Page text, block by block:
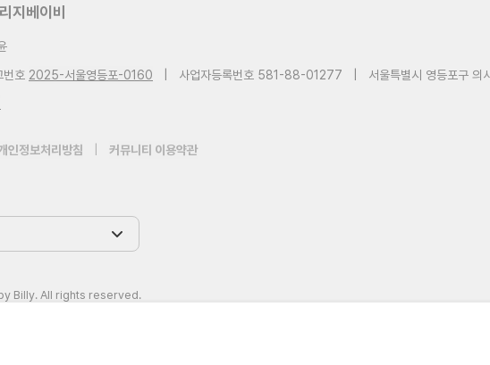
지베이비
번호 2025-서울영등포-0160 사업자등록번호 581-88-01277
서울특별시 영등포구
인정보처리방침 커뮤니티 이용약관
Billy. All rights reserved.